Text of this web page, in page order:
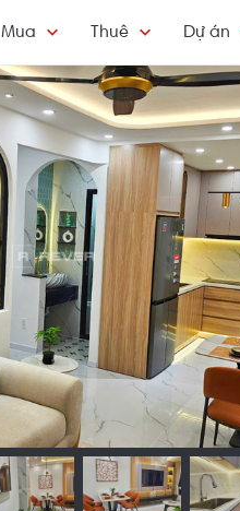
Mua Thuê Dự án